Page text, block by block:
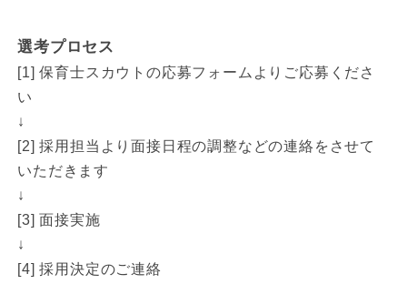
選考プロセス
[1] 保育士スカウトの応募フォームよりご応募くださ
い
↓
[2] 採用担当より面接日程の調整などの連絡をさせて
いただきます
↓
[3] 面接実施
↓
[4] 採用決定のご連絡